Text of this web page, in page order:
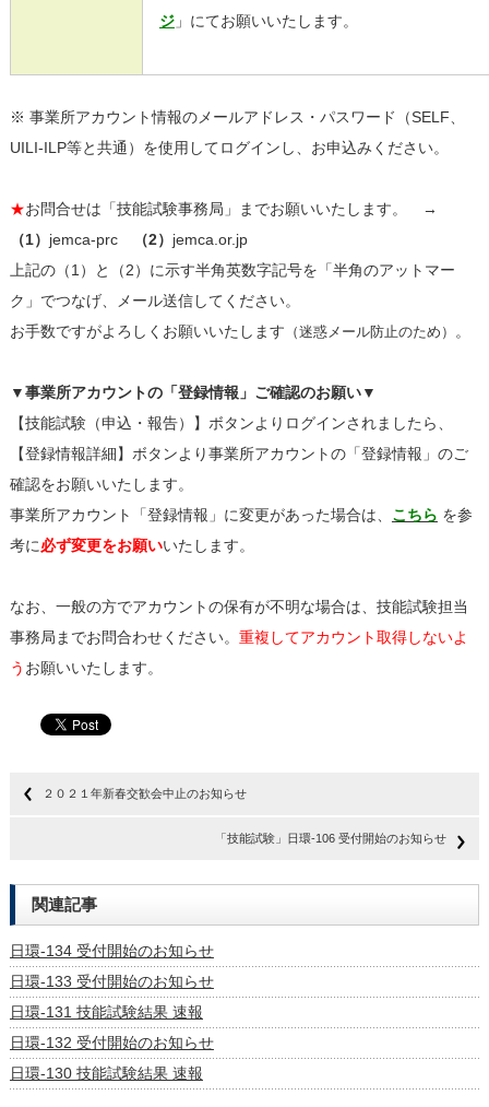
ジ」にてお願いいたします。
※ 事業所アカウント情報のメールアドレス・パスワード（SELF、
UILI-ILP等と共通）を使用してログインし、お申込みください。
★お問合せは「技能試験事務局」までお願いいたします。 →
（1） jemca-prc （2） jemca.or.jp
上記の（1）と（2）に示す半角英数字記号を「半角のアットマー
ク」でつなげ、メール送信してください。
お手数ですがよろしくお願いいたします （迷惑メール防止のため） 。
▼事業所アカウントの「登録情報」ご確認のお願い▼
【技能試験（申込・報告）】ボタンよりログインされましたら、
【登録情報詳細】ボタンより事業所アカウントの「登録情報」のご
確認をお願いいたします。
事業所アカウント「登録情報」に変更があった場合は、 こちら を参
考に必ず変更をお願いいたします。
なお、一般の方でアカウントの保有が不明な場合は、技能試験担当
事務局までお問合わせください。 重複してアカウント取得しないよ
う お願いいたします。
２０２１年新春交歓会中止のお知らせ
「技能試験」日環-106 受付開始のお知らせ
関連記事
日環-134 受付開始のお知らせ
日環-133 受付開始のお知らせ
日環-131 技能試験結果 速報
日環-132 受付開始のお知らせ
日環-130 技能試験結果 速報